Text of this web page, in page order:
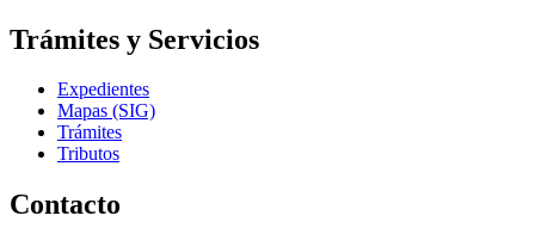
Trámites y Servicios
Expedientes
Mapas (SIG)
Trámites
Tributos
Contacto